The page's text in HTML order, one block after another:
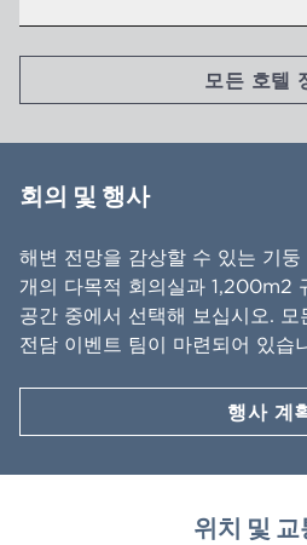
모든 호텔
회의 및 행사
해변 전망을 감상할 수 있는 기
개의 다목적 회의실과 1,200m2
공간 중에서 선택해 보십시오.
전담 이벤트 팀이 마련되어 있습
행사 계
위치 및 교